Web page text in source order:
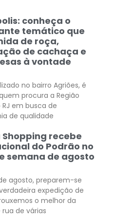
conheça o
temático que
de roça,
de cachaça e
à vontade
no bairro Agriões, é
procura a Região
RJ em busca de
de qualidade
recebe
do Podrão no
semana de agosto
agosto, preparem-se
expedição de
o melhor da
de várias